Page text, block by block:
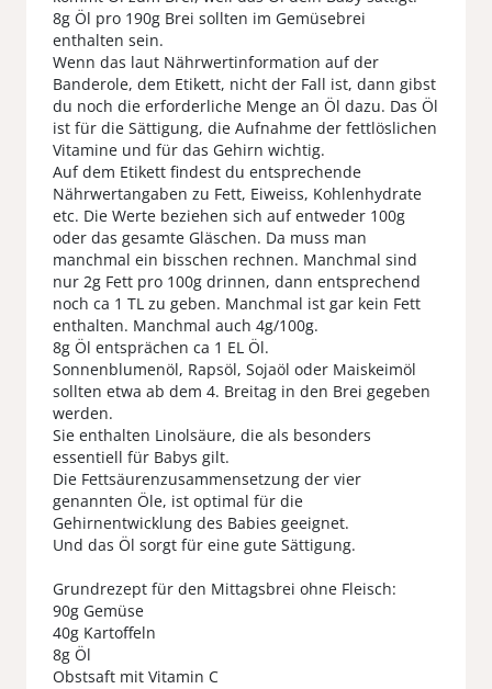
8g Öl pro 190g Brei sollten im Gemüsebrei
enthalten sein.
Wenn das laut Nährwertinformation auf der
Banderole, dem Etikett, nicht der Fall ist, dann gibst
du noch die erforderliche Menge an Öl dazu. Das Öl
ist für die Sättigung, die Aufnahme der fettlöslichen
Vitamine und für das Gehirn wichtig.
Auf dem Etikett findest du entsprechende
Nährwertangaben zu Fett, Eiweiss, Kohlenhydrate
etc. Die Werte beziehen sich auf entweder 100g
oder das gesamte Gläschen. Da muss man
manchmal ein bisschen rechnen. Manchmal sind
nur 2g Fett pro 100g drinnen, dann entsprechend
noch ca 1 TL zu geben. Manchmal ist gar kein Fett
enthalten. Manchmal auch 4g/100g.
8g Öl entsprächen ca 1 EL Öl.
Sonnenblumenöl, Rapsöl, Sojaöl oder Maiskeimöl
sollten etwa ab dem 4. Breitag in den Brei gegeben
werden.
Sie enthalten Linolsäure, die als besonders
essentiell für Babys gilt.
Die Fettsäurenzusammensetzung der vier
genannten Öle, ist optimal für die
Gehirnentwicklung des Babies geeignet.
Und das Öl sorgt für eine gute Sättigung.
Grundrezept für den Mittagsbrei ohne Fleisch:
90g Gemüse
40g Kartoffeln
8g Öl
Obstsaft mit Vitamin C